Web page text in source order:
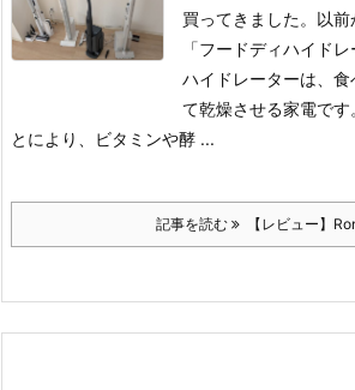
買ってきました。以
「フードディハイド
ハイドレーターは、
て乾燥させる家電で
とにより、ビタミンや酵 ...
記事を読む 【レビュー】